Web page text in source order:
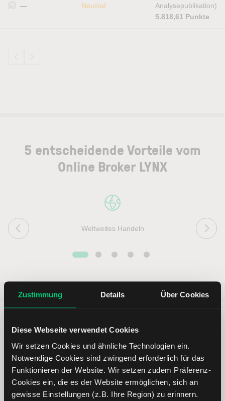
Zustimmung Details Über Cookies
Diese Webseite verwendet Cookies
Wir setzen Cookies und ähnliche Technologien ein.
Notwendige Cookies sind zwingend erforderlich für das
Funktionieren der Website. Wir setzen zudem Präferenz-
Cookies ein, die es der Website ermöglichen, sich an
gewisse Einstellungen (z.B. Ihre Region) zu erinnern.
—
Neutral
Analysepublikation)
5.818,61 Punkte
5 entscheidende Vorteile vom
Online Broker LYNX
Weltweites Handeln
Beliebt ETR:PLUN Aktien im
Immer up to date – mit unseren
Newslettern